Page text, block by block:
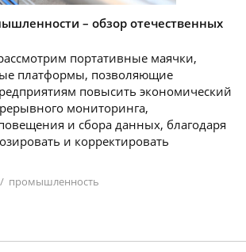
– обзор отечественных
портативные маячки,
платформы, позволяющие
повысить экономический
мониторинга,
и сбора данных, благодаря
и корректировать
/ промышленность